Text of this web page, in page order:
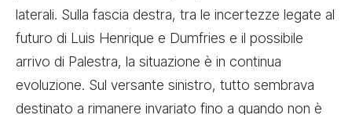
laterali. Sulla fascia destra, tra le incertezze legate al
futuro di Luis Henrique e Dumfries e il possibile
arrivo di Palestra, la situazione è in continua
evoluzione. Sul versante sinistro, tutto sembrava
destinato a rimanere invariato fino a quando non è